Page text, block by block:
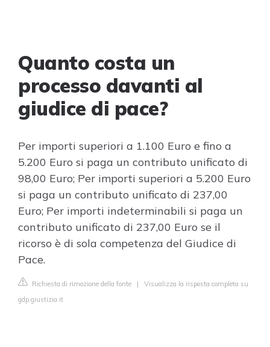
Quanto costa un
processo davanti al
giudice di pace?
Per importi superiori a 1.100 Euro e fino a
5.200 Euro si paga un contributo unificato di
98,00 Euro; Per importi superiori a 5.200 Euro
si paga un contributo unificato di 237,00
Euro; Per importi indeterminabili si paga un
contributo unificato di 237,00 Euro se il
ricorso è di sola competenza del Giudice di
Pace.
Richiesta di rimozione della fonte | Visualizza la risposta completa su
gdp.giustizia.it